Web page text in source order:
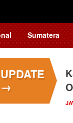
Sumatera
UPDATE
→